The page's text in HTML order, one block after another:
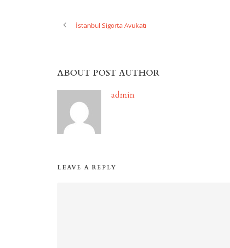
İstanbul Sigorta Avukatı
ABOUT POST AUTHOR
admin
LEAVE A REPLY